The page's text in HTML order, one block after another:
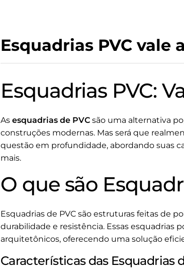
Esquadrias PVC vale
Esquadrias PVC:
As esquadrias de PVC são uma alternativa
construções modernas. Mas será que
questão em profundidade, abordando suas
mais.
O que são
Esquadrias de PVC são estruturas feitas de
durabilidade e resistência. Essas esquadrias
arquitetônicos, oferecendo uma solução
Características das Esquadrias